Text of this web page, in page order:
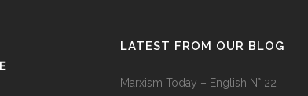
LATEST FROM OUR BLOG
Marxism Today – English N° 22